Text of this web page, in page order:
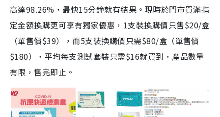
高達98.26%，最快15分鐘就有結果。現時於門市買滿指
定金額換購更可享有獨家優惠，1支裝換購價只售$20/盒
（單售價$39），而5支裝換購價只需$80/盒（單售價
$180），平均每支測試套裝只需$16就買到，產品數量
有限，售完即止。